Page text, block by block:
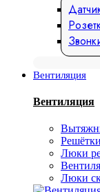
Вентиляция
Вентиляция
Люки
Люки